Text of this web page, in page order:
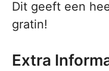
Dit geeft een
gratin!
Extra